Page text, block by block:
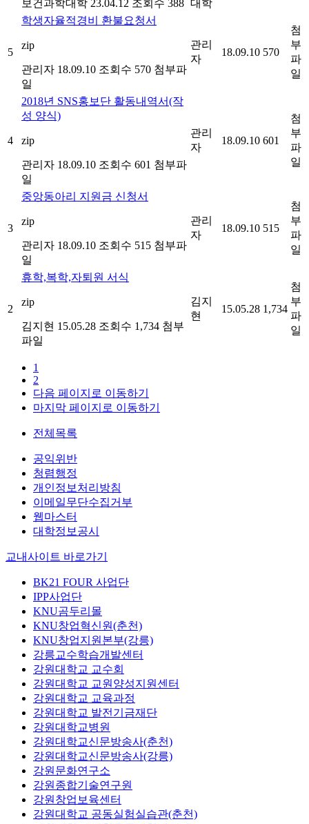
보건과학대학 23.04.12 조회수 388 대학
5
학생자율적경비 환불요청서
zip
관리자 18.09.10 조회수 570 첨부파
일
관리
자
18.09.10 570
첨
부
파
일
4
2018년 SNS홍보단 활동내역서(작
성 양식)
zip
관리자 18.09.10 조회수 601 첨부파
일
관리
자
18.09.10 601
첨
부
파
일
3
중앙동아리 지원금 신청서
zip
관리자 18.09.10 조회수 515 첨부파
일
관리
자
18.09.10 515
첨
부
파
일
2
휴학,복학,자퇴원 서식
zip
김지현 15.05.28 조회수 1,734 첨부
파일
김지
현
15.05.28 1,734
첨
부
파
일
1
2
다음 페이지로 이동하기
마지막 페이지로 이동하기
전체목록
공익위반
청렴행정
개인정보처리방침
이메일무단수집거부
웹마스터
대학정보공시
교내사이트 바로가기
BK21 FOUR 사업단
IPP사업단
KNU곰두리몰
KNU창업혁신원(춘천)
KNU창업지원본부(강릉)
강릉교수학습개발센터
강원대학교 교수회
강원대학교 교원양성지원센터
강원대학교 교육과정
강원대학교 발전기금재단
강원대학교병원
강원대학교신문방송사(춘천)
강원대학교신문방송사(강릉)
강원문화연구소
강원종합기술연구원
강원창업보육센터
강원대학교 공동실험실습관(춘천)